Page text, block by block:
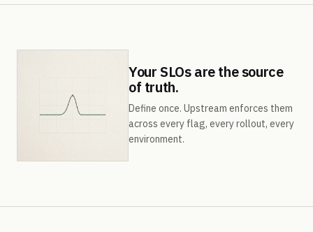
Your SLOs are the source
of truth.
Define once. Upstream enforces them
across every flag, every rollout, every
environment.